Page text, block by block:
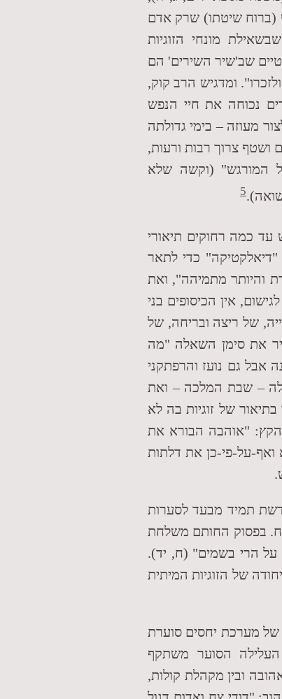
(ברוח שיטתו) שרק אדם
מונחי הזוגיות
שב'שיר השירים' הם
ומדגיש הרב קוק,
נכוחה את חיי הנפש
מעוזה – בימי גדולתה
ושטף צרוך רבות ורעות,
המורגש" (וקשה שלא
5
עד כמה רחוקים תיאורי
"דיאלקטיקה" כדי לתאר
והיותר מתמיהה", ואת
אין הכיסופים בני
של ריצה ובריחה, של
את סימן השאלה "מה
אבל גם נועז והרפתקני
– שבת המלכה – ואת
של זוגיות בה לא
הקץ: "אוהבה הבורא את
ואף-על-פי-כן את דלתות
תמיד מבעד לסערות
בפסוק החותם משלחת
על הרי בשמים" (ח, יד).
של הזוגיות המיתית
של מערכת יחסים סוערת
העלילה הסוער משתקף
ובין מקהלת קולות,